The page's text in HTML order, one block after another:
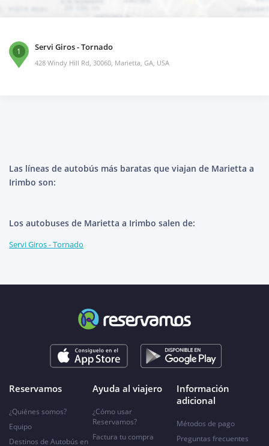
1 Servi Giros - Tornado
428 Windy Hill Rd, 30060, Marietta, GA, USA
Las líneas de autobús más baratas que viajan de Marietta a
Irimbo son:
Los autobuses de Marietta a Irimbo salen de:
Servi Giros - Tornado
Reservamos
¿Quiénes somos?
Equipo
Destinos de Autobús en
Ayuda al viajero
¿Cómo usar
Reservamos?
Factura tu compra
Información
adicional
Métodos de pago
Preguntas frecuentes